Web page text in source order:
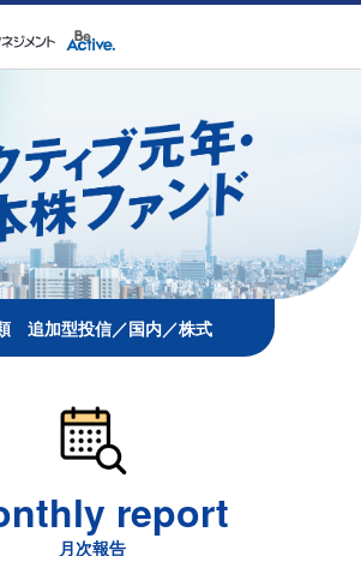
ンコンテンツに移動する
追加型投信／国内／株式
report
月次報告